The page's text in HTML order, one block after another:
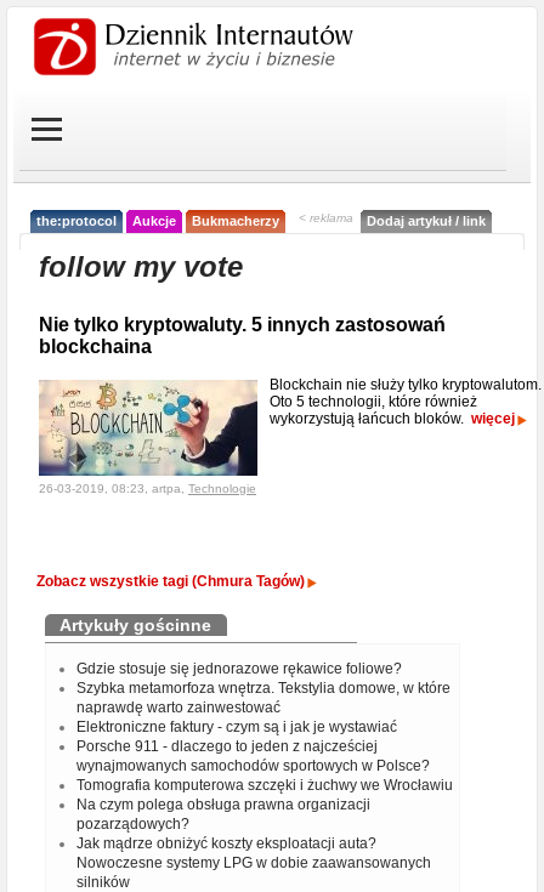
the:protocol Aukcje Bukmacherzy < reklama Dodaj artykuł / link
follow my vote
Nie tylko kryptowaluty. 5 innych zastosowań
blockchaina
Blockchain nie służy tylko kryptowalutom.
Oto 5 technologii, które również
wykorzystują łańcuch bloków. więcej
26-03-2019, 08:23, artpa, Technologie
Zobacz wszystkie tagi (Chmura Tagów)
Artykuły gościnne
Gdzie stosuje się jednorazowe rękawice foliowe?
Szybka metamorfoza wnętrza. Tekstylia domowe, w które
naprawdę warto zainwestować
Elektroniczne faktury - czym są i jak je wystawiać
Porsche 911 - dlaczego to jeden z najcześciej
wynajmowanych samochodów sportowych w Polsce?
Tomografia komputerowa szczęki i żuchwy we Wrocławiu
Na czym polega obsługa prawna organizacji
pozarządowych?
Jak mądrze obniżyć koszty eksploatacji auta?
Nowoczesne systemy LPG w dobie zaawansowanych
silników